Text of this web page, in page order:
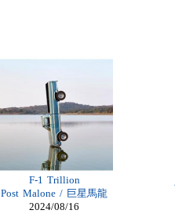
F-1 Trillion
Post Malone / 巨星馬龍
2024/08/16